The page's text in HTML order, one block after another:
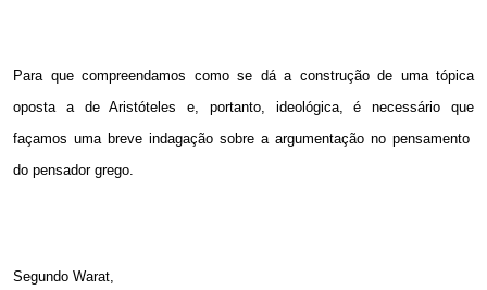
Para que compreendamos como se dá a construção de uma tópica
oposta a de Aristóteles e, portanto, ideológica, é necessário que
façamos uma breve indagação sobre a argumentação no pensamento
do pensador grego.
Segundo Warat,